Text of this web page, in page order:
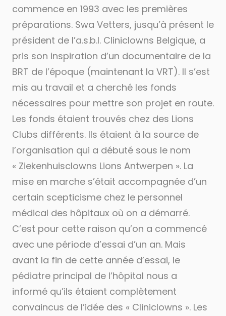
commence en 1993 avec les premières
préparations. Swa Vetters, jusqu’à présent le
président de l’a.s.b.l. Cliniclowns Belgique, a
pris son inspiration d’un documentaire de la
BRT de l’époque (maintenant la VRT). Il s’est
mis au travail et a cherché les fonds
nécessaires pour mettre son projet en route.
Les fonds étaient trouvés chez des Lions
Clubs différents. Ils étaient à la source de
l’organisation qui a débuté sous le nom
« Ziekenhuisclowns Lions Antwerpen ». La
mise en marche s’était accompagnée d’un
certain scepticisme chez le personnel
médical des hôpitaux où on a démarré.
C’est pour cette raison qu’on a commencé
avec une période d’essai d’un an. Mais
avant la fin de cette année d’essai, le
pédiatre principal de l’hôpital nous a
informé qu’ils étaient complètement
convaincus de l’idée des « Cliniclowns ». Les